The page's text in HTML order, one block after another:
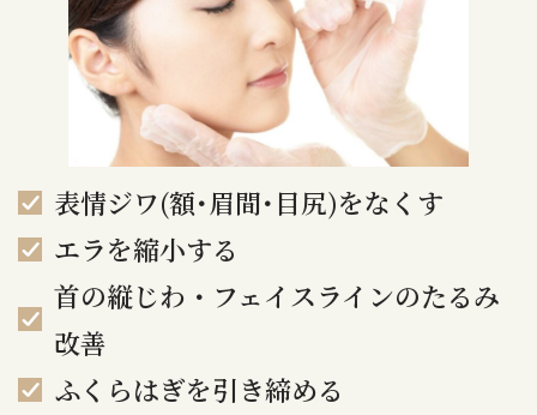
表情ジワ(額･眉間･目尻)をなくす
エラを縮小する
首の縦じわ・フェイスラインのたるみ
改善
ふくらはぎを引き締める